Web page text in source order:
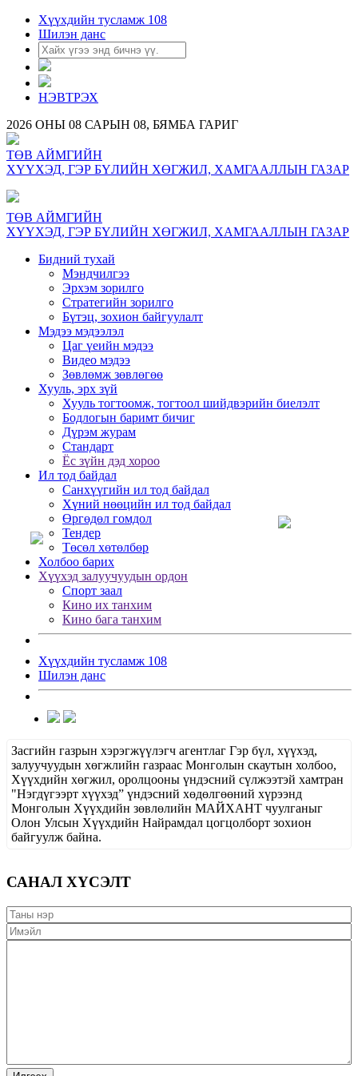
Хүүхдийн тусламж 108
Шилэн данс
НЭВТРЭХ
2026 ОНЫ 08 САРЫН 08, БЯМБА ГАРИГ
ТӨВ АЙМГИЙН
ХҮҮХЭД, ГЭР БҮЛИЙН ХӨГЖИЛ, ХАМГААЛЛЫН ГАЗАР
ТӨВ АЙМГИЙН
ХҮҮХЭД, ГЭР БҮЛИЙН ХӨГЖИЛ, ХАМГААЛЛЫН ГАЗАР
Бидний тухай
Мэндчилгээ
Эрхэм зорилго
Стратегийн зорилго
Бүтэц, зохион байгуулалт
Мэдээ мэдээлэл
Цаг үеийн мэдээ
Видео мэдээ
Зөвлөмж зөвлөгөө
Хууль, эрх зүй
Хууль тогтоомж, тогтоол шийдвэрийн биелэлт
Бодлогын баримт бичиг
Дүрэм журам
Стандарт
Ёс зүйн дэд хороо
Ил тод байдал
Санхүүгийн ил тод байдал
Хүний нөөцийн ил тод байдал
Өргөдөл гомдол
Тендер
Төсөл хөтөлбөр
Холбоо барих
Хүүхэд залуучуудын ордон
Спорт заал
Кино их танхим
Кино бага танхим
Хүүхдийн тусламж 108
Шилэн данс
Засгийн газрын хэрэгжүүлэгч агентлаг Гэр бүл, хүүхэд,
залуучуудын хөгжлийн газраас Монголын скаутын холбоо,
Хүүхдийн хөгжил, оролцооны үндэсний сүлжээтэй хамтран
"Нэгдүгээрт хүүхэд” үндэсний хөдөлгөөний хүрээнд
Монголын Хүүхдийн зөвлөлийн МАЙХАНТ чуулганыг
Олон Улсын Хүүхдийн Найрамдал цогцолборт зохион
байгуулж байна.
САНАЛ ХҮСЭЛТ